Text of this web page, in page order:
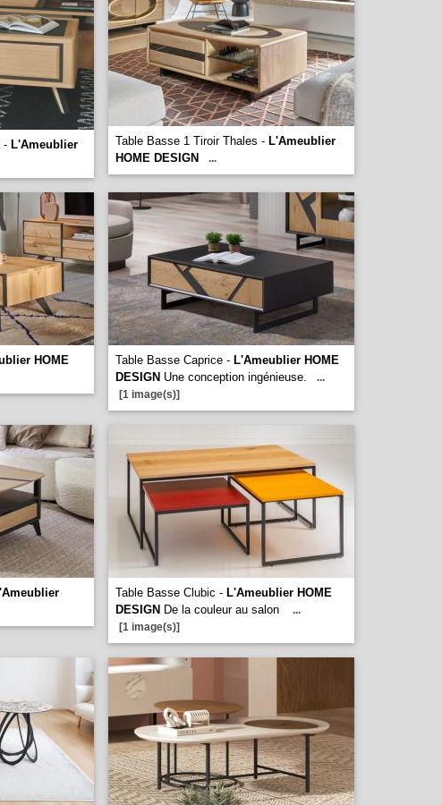
- L'Ameublier
Table Basse 1 Tiroir Thales - L'Ameublier
HOME DESIGN
...
HOME
Table Basse Caprice - L'Ameublier HOME
DESIGN Une conception ingénieuse.
...
[1 image(s)]
Table Basse Clubic - L'Ameublier HOME
DESIGN De la couleur au salon
...
[1 image(s)]